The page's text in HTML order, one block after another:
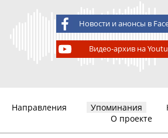
Новости и анонсы в
Видео-архив на
Направления Упоминания
О проекте